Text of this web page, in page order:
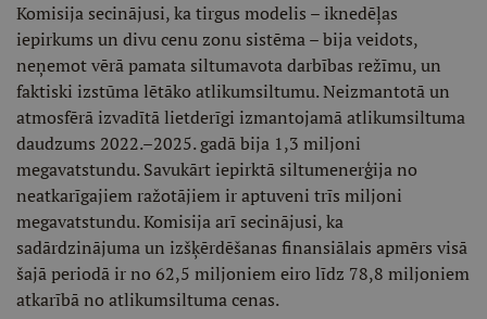
Komisija secinājusi, ka tirgus modelis – iknedēļas
iepirkums un divu cenu zonu sistēma – bija veidots,
neņemot vērā pamata siltumavota darbības režīmu, un
faktiski izstūma lētāko atlikumsiltumu. Neizmantotā un
atmosfērā izvadītā lietderīgi izmantojamā atlikumsiltuma
daudzums 2022.–2025. gadā bija 1,3 miljoni
megavatstundu. Savukārt iepirktā siltumenerģija no
neatkarīgajiem ražotājiem ir aptuveni trīs miljoni
megavatstundu. Komisija arī secinājusi, ka
sadārdzinājuma un izšķērdēšanas finansiālais apmērs visā
šajā periodā ir no 62,5 miljoniem eiro līdz 78,8 miljoniem
atkarībā no atlikumsiltuma cenas.